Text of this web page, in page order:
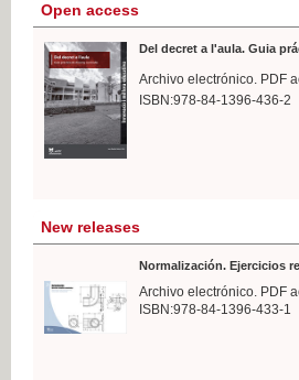
Open access
Del decret a l'aula. Guia
Archivo electrónico. PDF
ISBN:978-84-1396-436-2
New releases
Normalización. Ejercicios
Archivo electrónico. PDF
ISBN:978-84-1396-433-1